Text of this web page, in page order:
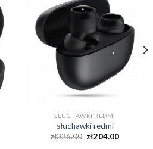
SŁUCHAWKI REDMI
słuchawki redmi
zł326.00 zł204.00